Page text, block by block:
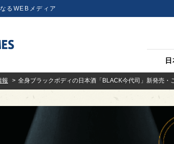
るWEBメディア
報 全身ブラックボディの日本酒「BLACK今代司」新発売